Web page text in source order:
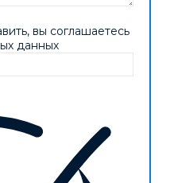
вы соглашаетесь
данных